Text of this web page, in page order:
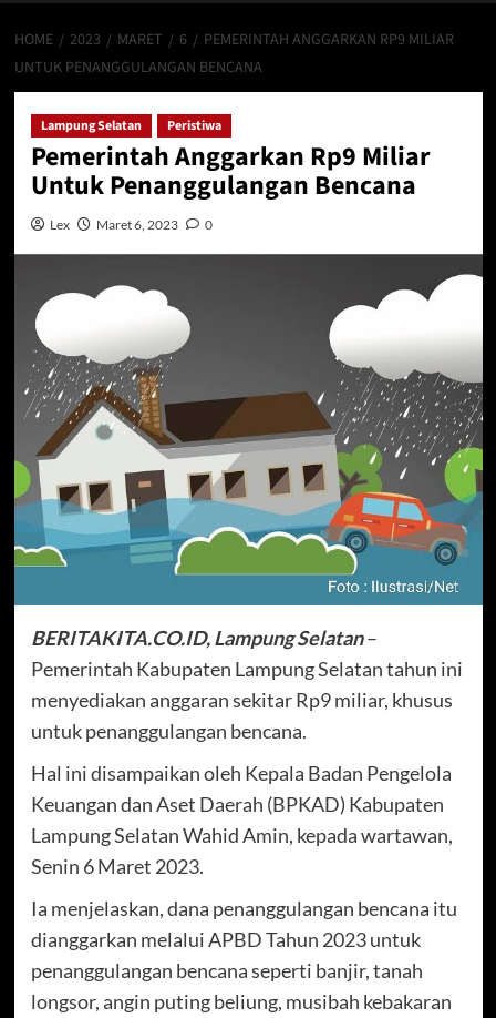
HOME 2023 MARET 6
PEMERINTAH ANGGARKAN RP9 MILIAR
UNTUK PENANGGULANGAN BENCANA
Lampung Selatan Peristiwa
Pemerintah Anggarkan Rp9 Miliar
Untuk Penanggulangan Bencana
Lex Maret 6, 2023 0
BERITAKITA.CO.ID, Lampung Selatan –
Pemerintah Kabupaten Lampung Selatan tahun ini
menyediakan anggaran sekitar Rp9 miliar, khusus
untuk penanggulangan bencana.
Hal ini disampaikan oleh Kepala Badan Pengelola
Keuangan dan Aset Daerah (BPKAD) Kabupaten
Lampung Selatan Wahid Amin, kepada wartawan,
Senin 6 Maret 2023.
Ia menjelaskan, dana penanggulangan bencana itu
dianggarkan melalui APBD Tahun 2023 untuk
penanggulangan bencana seperti banjir, tanah
longsor, angin puting beliung, musibah kebakaran